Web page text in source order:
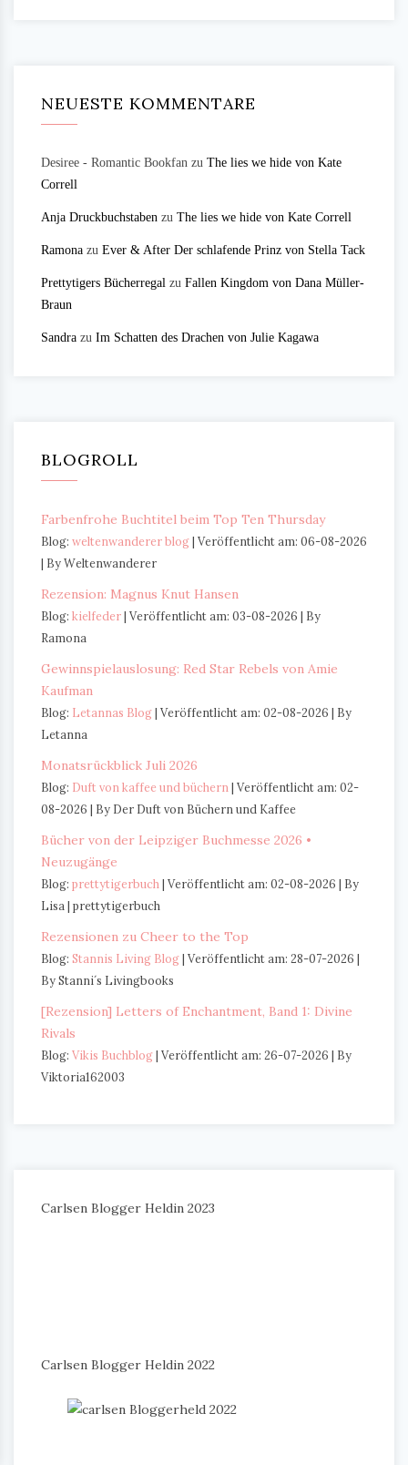
NEUESTE KOMMENTARE
Desiree - Romantic Bookfan zu The lies we hide von Kate
Correll
Anja Druckbuchstaben zu The lies we hide von Kate Correll
Ramona zu Ever & After Der schlafende Prinz von Stella Tack
Prettytigers Bücherregal zu Fallen Kingdom von Dana Müller-
Braun
Sandra zu Im Schatten des Drachen von Julie Kagawa
BLOGROLL
Farbenfrohe Buchtitel beim Top Ten Thursday
Blog: weltenwanderer blog Veröffentlicht am: 06-08-2026
By Weltenwanderer
Rezension: Magnus Knut Hansen
Blog: kielfeder Veröffentlicht am: 03-08-2026
By
Ramona
Gewinnspielauslosung: Red Star Rebels von Amie
Kaufman
Blog: Letannas Blog Veröffentlicht am: 02-08-2026
By
Letanna
Monatsrückblick Juli 2026
Blog: Duft von kaffee und büchern
Veröffentlicht am: 02-
08-2026
By Der Duft von Büchern und Kaffee
Bücher von der Leipziger Buchmesse 2026 •
Neuzugänge
Blog: prettytigerbuch Veröffentlicht am: 02-08-2026
By
Lisa | prettytigerbuch
Rezensionen zu Cheer to the Top
Blog: Stannis Living Blog Veröffentlicht am: 28-07-2026
By Stanni´s Livingbooks
[Rezension] Letters of Enchantment, Band 1: Divine
Rivals
Blog: Vikis Buchblog Veröffentlicht am: 26-07-2026
By
Viktoria162003
Carlsen Blogger Heldin 2023
Carlsen Blogger Heldin 2022